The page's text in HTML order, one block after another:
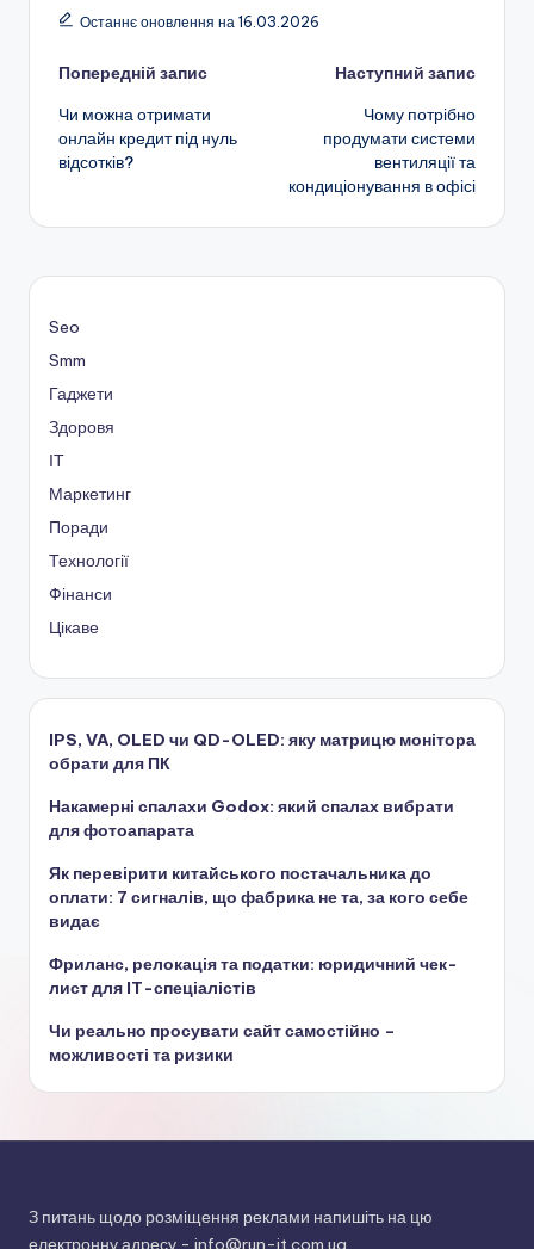
Останнє оновлення на 16.03.2026
Навігація
по
запису
Попередній запис
Чи можна отримати
онлайн кредит під нуль
відсотків?
Наступний запис
Чому потрібно
продумати системи
вентиляції та
кондиціонування в офісі
Seo
Smm
Гаджети
Здоровя
ІТ
Маркетинг
Поради
Технології
Фінанси
Цікаве
IPS, VA, OLED чи QD-OLED: яку матрицю монітора
обрати для ПК
Накамерні спалахи Godox: який спалах вибрати
для фотоапарата
Як перевірити китайського постачальника до
оплати: 7 сигналів, що фабрика не та, за кого себе
видає
Фриланс, релокація та податки: юридичний чек-
лист для IT-спеціалістів
Чи реально просувати сайт самостійно –
можливості та ризики
З питань щодо розміщення реклами напишіть на цю